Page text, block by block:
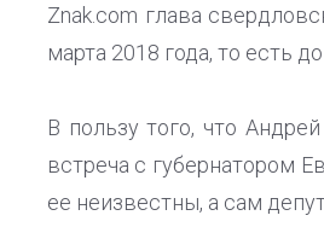
Znak.com глава
марта 2018 года, то есть
В пользу того, что
встреча с губернатором
ее неизвестны, а сам